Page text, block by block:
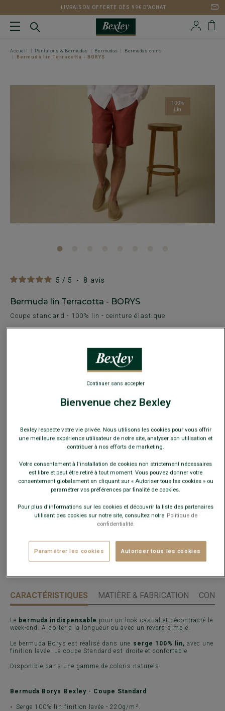
LIVRAISON OFFERTE DÈS 99€ D'ACHAT
Accueil Pantalons & Bermudas Bermudas
Bermudas chino
Bermuda lin Terracotta - BORYS
5 / 5 - 8 avis
Bermuda lin Terracotta - BORYS
Coupe standard - 100% lin - ceinture élastique
Payez en plusieurs fois dès 199€ d'achat
COULEURS DISPONIBLES
+ AJOUTER AU PANIER
Voir la disponibilité en magasin
(commandez avant 14h)
30 jours pour changer d'avis !
CARACTÉRISTIQUES MATIÈRE & FABRICATION
Le bermuda indispensable pour un look casual et décontracté le
week-end. A porter à la longueur ou avec un revers simple.
Le bermuda Borys est réalisé dans une serge 100% lin, avec une
finition lavée. La coupe Standard est droite et confortable.
Disponible dans une gamme de coloris naturels.
Bermuda Borys Bexley - Coupe Standard
Serge 100% lin finition lavée - 220g/m².
Bienvenue chez Bexley
Bexley respecte votre vie privée. Nous utilisons les cookies pour vous offrir
une meilleure expérience utilisateur de notre site, analyser son utilisation et
contribuer à nos efforts de marketing.
Votre consentement à l'installation de cookies non strictement nécessaires
est libre et peut être retiré à tout moment. Vous pouvez donner votre
consentement globalement en cliquant sur « Autoriser tous les cookies » ou
paramétrer vos préférences par finalité de cookies.
Pour plus d'informations sur les cookies et découvrir la liste des partenaires
utilisant des cookies sur notre site, consultez notre Politique de
confidentialité.
Paramétrer les cookies Autoriser tous les cookies
Continuer sans accepter